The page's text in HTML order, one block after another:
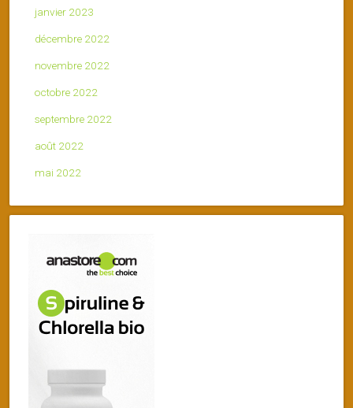
janvier 2023
décembre 2022
novembre 2022
octobre 2022
septembre 2022
août 2022
mai 2022